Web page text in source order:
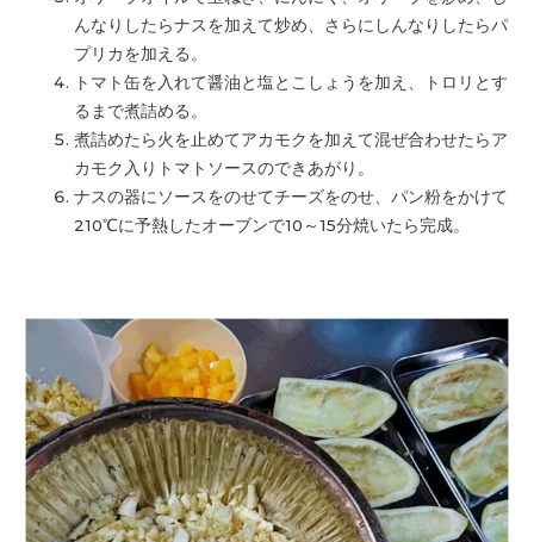
んなりしたらナスを加えて炒め、
さらにしんなりしたらパ
プリカを加える。
トマト缶を入れて醤油と塩とこしょうを加え、
トロリとす
るまで煮詰める。
煮詰めたら火を止めてアカモクを加えて混ぜ合わせたらア
カモク入 りトマトソースのできあがり。
ナスの器にソースをのせてチーズをのせ、パン粉をかけて
210℃に予熱したオーブンで10～15分焼いたら完成。